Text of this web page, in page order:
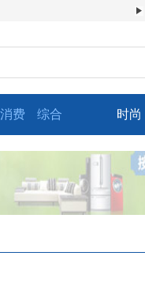
消费 综合 时尚